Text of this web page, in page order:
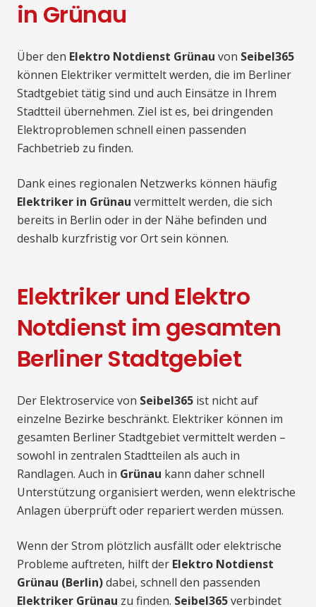
in Grünau
Über den Elektro Notdienst Grünau von Seibel365
können Elektriker vermittelt werden, die im Berliner
Stadtgebiet tätig sind und auch Einsätze in Ihrem
Stadtteil übernehmen. Ziel ist es, bei dringenden
Elektroproblemen schnell einen passenden
Fachbetrieb zu finden.
Dank eines regionalen Netzwerks können häufig
Elektriker in Grünau vermittelt werden, die sich
bereits in Berlin oder in der Nähe befinden und
deshalb kurzfristig vor Ort sein können.
Elektriker und Elektro
Notdienst im gesamten
Berliner Stadtgebiet
Der Elektroservice von Seibel365 ist nicht auf
einzelne Bezirke beschränkt. Elektriker können im
gesamten Berliner Stadtgebiet vermittelt werden –
sowohl in zentralen Stadtteilen als auch in
Randlagen. Auch in Grünau kann daher schnell
Unterstützung organisiert werden, wenn elektrische
Anlagen überprüft oder repariert werden müssen.
Wenn der Strom plötzlich ausfällt oder elektrische
Probleme auftreten, hilft der Elektro Notdienst
Grünau (Berlin)dabei, schnell den passenden
Elektriker Grünau zu finden. Seibel365verbindet